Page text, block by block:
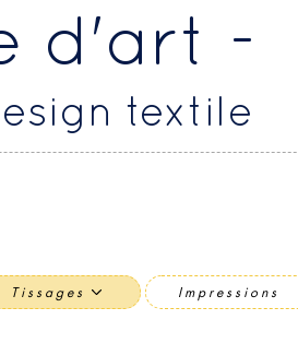
d'art -
textile
Tissages Impressions